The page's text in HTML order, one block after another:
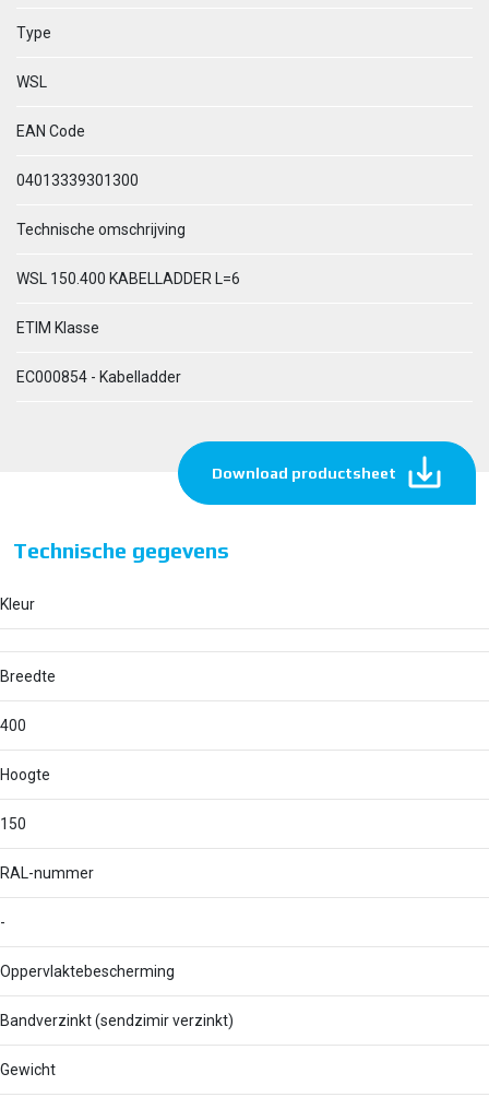
Type
WSL
EAN Code
04013339301300
Technische omschrijving
WSL 150.400 KABELLADDER L=6
ETIM Klasse
EC000854 - Kabelladder
Download productsheet
Technische gegevens
Kleur
Breedte
400
Hoogte
150
RAL-nummer
-
Oppervlaktebescherming
Bandverzinkt (sendzimir verzinkt)
Gewicht